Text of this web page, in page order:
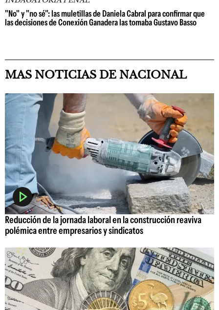
"No" y "no sé": las muletillas de Daniela Cabral para confirmar que
las decisiones de Conexión Ganadera las tomaba Gustavo Basso
MAS NOTICIAS DE NACIONAL
Reducción de la jornada laboral en la construcción reaviva
polémica entre empresarios y sindicatos